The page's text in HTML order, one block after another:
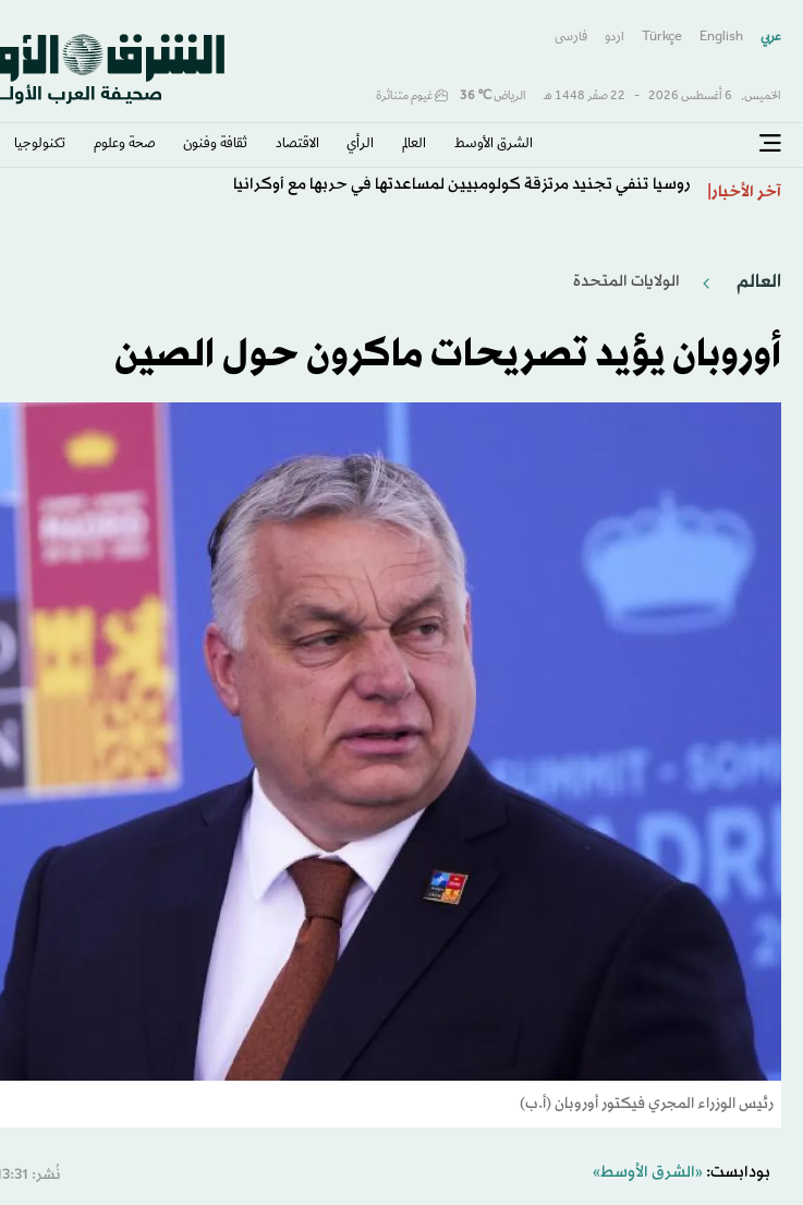
عربي English
Türkçe اردو فارسى
الخميس, 6 أغسطس 2026 - 22 صفَر 1448 هـ الرياض℃
36 غيوم متناثرة
الشرق الأوسط​ العالم الرأي الاقتصاد ثقافة وفنون صحة وعلوم تكنولوجيا
آخر الأخبار روسيا تنفي تجنيد مرتزقة كولومبيين لمساعدتها في حربها مع أوكرانيا
العالم الولايات المتحدة​
أوروبان يؤيد تصريحات ماكرون حول الصين
رئيس الوزراء المجري فيكتور أوروبان (أ.ب)
بودابست: «الشرق الأوسط» نُشر: 13:31-14 أبريل 2023 م ـ 24 رَمضان 1444 هـ